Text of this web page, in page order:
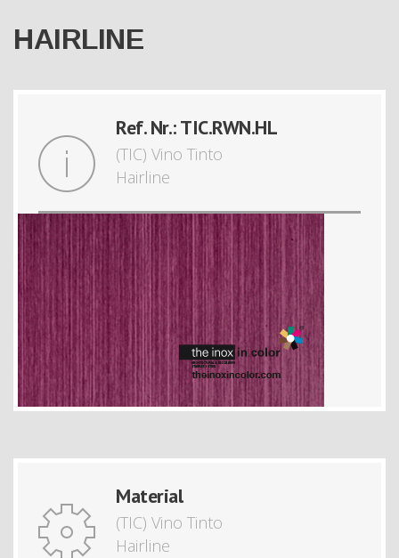
HAIRLINE
Ref. Nr.: TIC.RWN.HL
(TIC) Vino Tinto
Hairline
Material
(TIC) Vino Tinto
Hairline